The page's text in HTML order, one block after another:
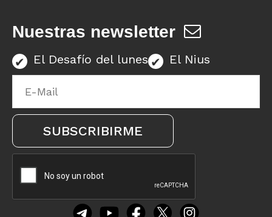
Nuestras newsletter
El Desafío del lunes El Nius